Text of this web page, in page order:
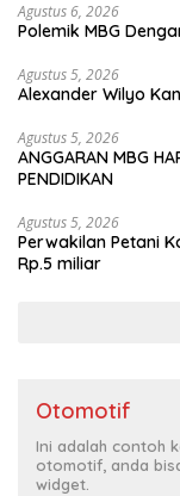
Agustus 6, 2026
Polemik MBG
Agustus 5, 2026
Alexander Wilyo
Agustus 5, 2026
ANGGARAN MBG
PENDIDIKAN
Agustus 5, 2026
Perwakilan Petani
Rp.5 miliar
Otomotif
Ini adalah contoh
otomotif, anda
widget.